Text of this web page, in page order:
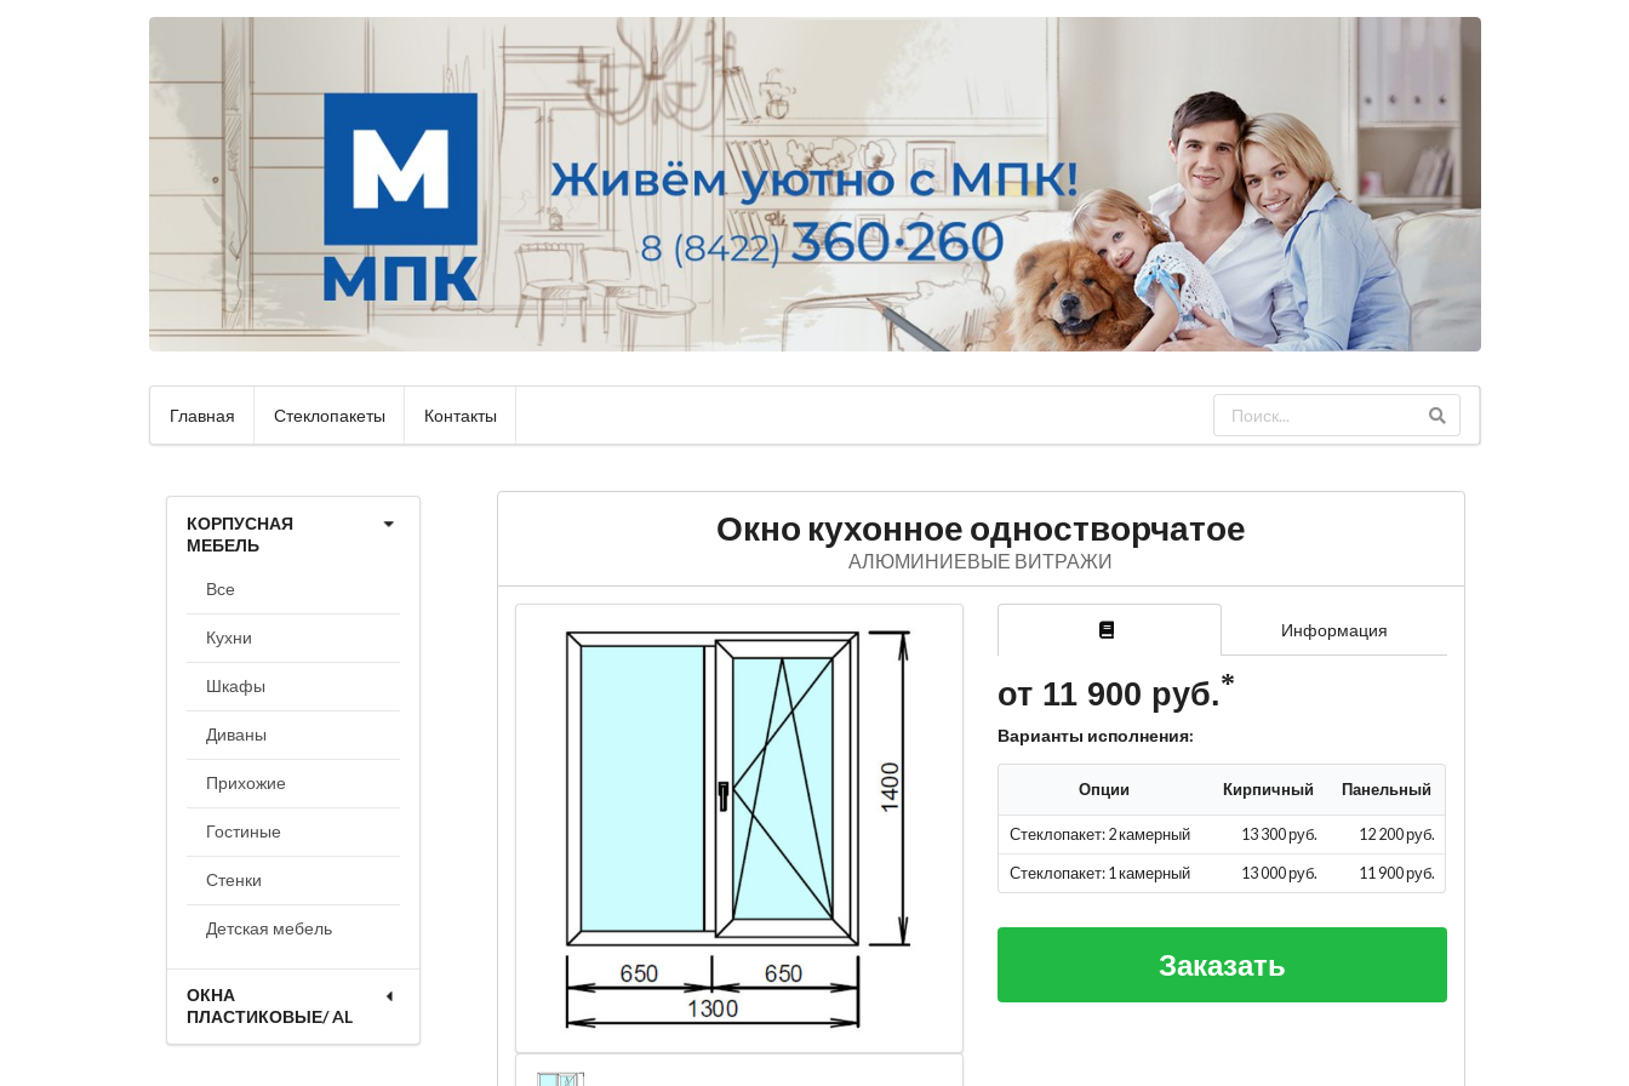
Главная Стеклопакеты Контакты
КОРПУСНАЯ
МЕБЕЛЬ
Все
Кухни
Шкафы
Диваны
Прихожие
Гостиные
Стенки
Детская мебель
ОКНА
ПЛАСТИКОВЫЕ/ AL
Окно кухонное одностворчатое
АЛЮМИНИЕВЫЕ ВИТРАЖИ
Информация
от 11 900 руб.
Варианты исполнения:
Опции Кирпичный Панельный
Стеклопакет: 2 камерный 13 300 руб. 12 200 руб.
Стеклопакет: 1 камерный 13 000 руб. 11 900 руб.
Заказать